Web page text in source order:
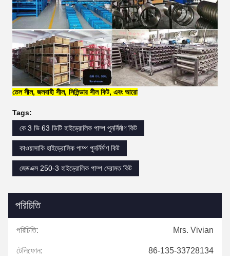
তেল সীল, জলবাহী সীল, সিলিন্ডার সীল কিট, এবং আরো
Tags:
কে 3 ভি 63 ডিটি হাইড্রোলিক পাম্প পুনর্নির্মাণ কিট
কাওয়াসাকি হাইড্রোলিক পাম্প পুনর্নির্মাণ কিট
জেডএক্স 250-3 হাইড্রোলিক পাম্প মেরামত কিট
পরিচিতি
পরিচিতি: Mrs. Vivian
টেলিফোন: 86-135-33728134